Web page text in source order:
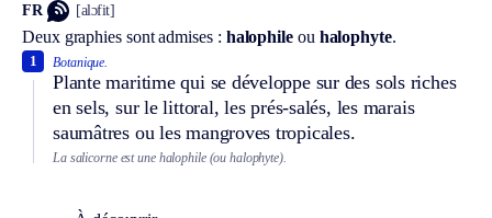
FR [alɔfit]
Deux graphies sont admises : halophileou halophyte.
Botanique.
Plante maritime qui se développe sur des sols riches
en sels, sur le littoral, les prés-salés, les marais
saumâtres ou les mangroves tropicales.
1
La salicorne est une halophile (ou halophyte).